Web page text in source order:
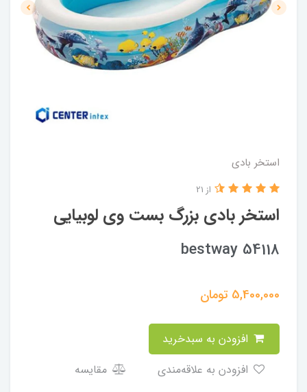
استخر بادی
استخر بادی بزرگ بست وی لوبیایی
از 21
bestway 54118
5,400,000 تومان
مقایسه